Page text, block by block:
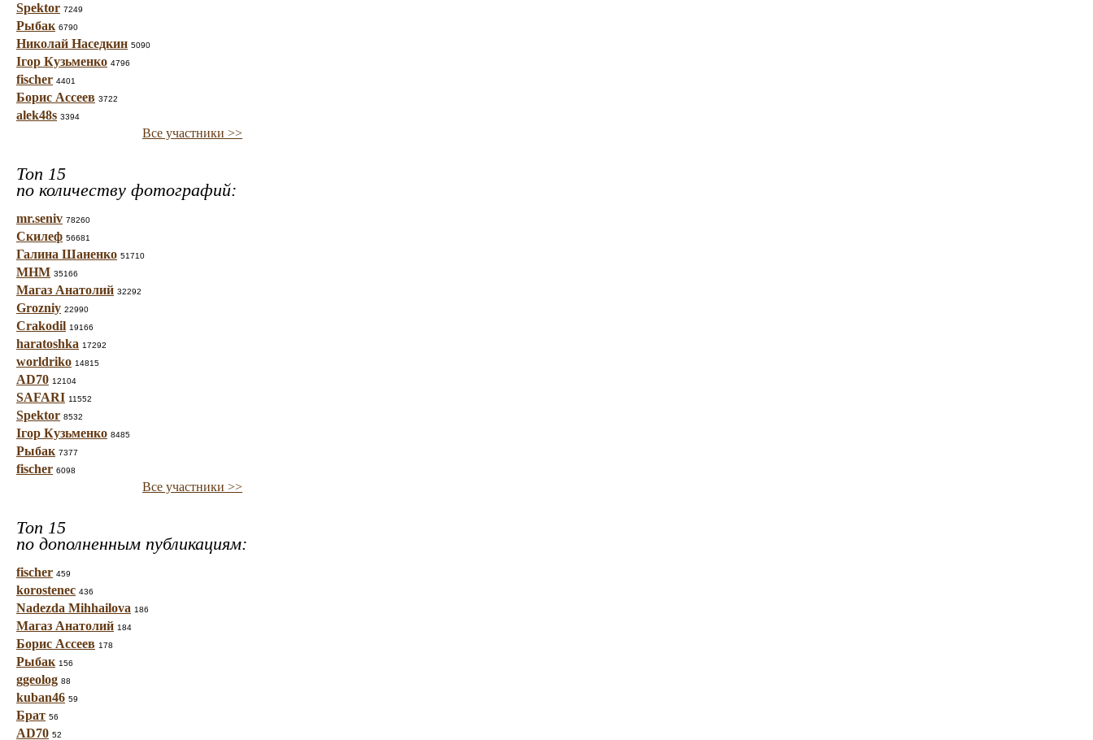
Spektor 7249
Рыбак 6790
Николай Наседкин 5090
Ігор Кузьменко 4796
fischer 4401
Борис Ассеев 3722
alek48s 3394
Все участники >>
Топ 15
по количеству фотографий:
mr.seniv 78260
Скилеф 56681
Галина Шаненко 51710
МНМ 35166
Магаз Анатолий 32292
Grozniy 22990
Crakodil 19166
haratoshka 17292
worldriko 14815
AD70 12104
SAFARI 11552
Spektor 8532
Ігор Кузьменко 8485
Рыбак 7377
fischer 6098
Все участники >>
Топ 15
по дополненным публикациям:
fischer 459
korostenec 436
Nadezda Mihhailova 186
Магаз Анатолий 184
Борис Ассеев 178
Рыбак 156
ggeolog 88
kuban46 59
Брат 56
AD70 52